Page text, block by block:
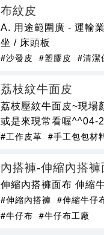
布紋皮
A. 用途範圍廣 - 運輸
坐 / 床頭板
#沙發皮 #塑膠皮 #清潔
荔枝紋牛面皮
荔枝壓紋牛面皮~現場
或是來現常看喔^^04-
#工作皮革 #手工包包材
內搭褲-伸縮內搭
伸縮內搭褲面布 伸縮
#伸縮內搭褲 #伸縮牛仔
#牛仔布
#牛仔布工廠